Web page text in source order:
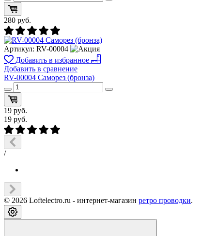
280 руб.
Артикул: RV-00004
Добавить в избранное
Добавить в сравнение
RV-00004 Саморез (бронза)
19 руб.
19 руб.
/
© 2026 Loftelectro.ru - интернет-магазин ретро проводки.